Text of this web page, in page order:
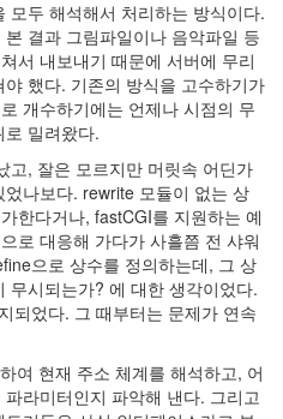
모두 해석해서 처리하는 방식이다.
결과 그림파일이나 음악파일 등
서 내보내기 때문에 서버에 무리
했다. 기존의 방식을 고수하기가
개수하기에는 언제나 시점의 무
밀려왔다.
고, 잘은 모르지만 머릿속 어딘가
나보다. rewrite 모듈이 없는 상
한다거나, fastCGI를 지원하는 예
로 대응해 가다가 사흘쯤 전 샤워
으로 상수를 정의하는데, 그 상
무시되는가? 에 대한 생각이었다.
되었다. 그 때부터는 문제가 연속
여 현재 주소 체계를 해석하고, 어
라미터인지 파악해 낸다. 그리고